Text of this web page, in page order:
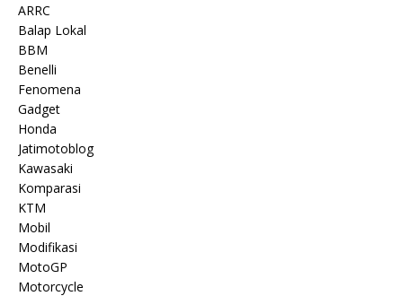
ARRC
Balap Lokal
BBM
Benelli
Fenomena
Gadget
Honda
Jatimotoblog
Kawasaki
Komparasi
KTM
Mobil
Modifikasi
MotoGP
Motorcycle